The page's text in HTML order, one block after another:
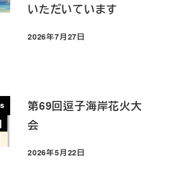
いただいています
投稿日
2026年7月27日
第69回逗子海岸花火大
会
投稿日
2026年5月22日